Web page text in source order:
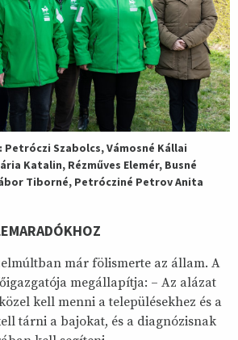
Szabolcs, Vámosné Kállai
Katalin, Rézműves Elemér, Busné
Tiborné, Petrócziné Petrov Anita
már fölismerte az állam. A
megállapítja: – Az alázat
kell menni a településekhez és a
tárni a bajokat, és a diagnózisnak